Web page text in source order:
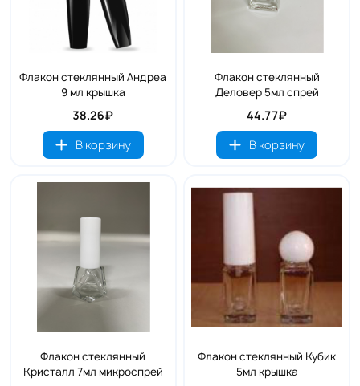
Флакон стеклянный Андреа
9 мл крышка
38.26₽
В корзину
Флакон стеклянный
Деловер 5мл спрей
44.77₽
В корзину
Флакон стеклянный
Кристалл 7мл микроспрей
Флакон стеклянный Кубик
5мл крышка